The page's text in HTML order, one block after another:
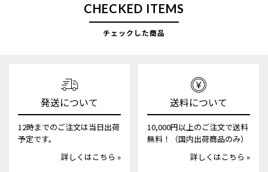
CHECKED ITEMS
チェックした商品
発送について
12時までのご注文は当日出荷
予定です。
詳しくはこちら »
送料について
10,000円以上のご注文で送料
無料！（国内出荷商品のみ）
詳しくはこちら »